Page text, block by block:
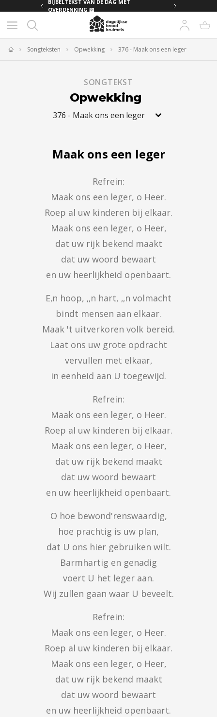
BIJBELTEKST VAN DE DAG MET
OVERDENKING 📖
Songteksten Opwekking 376 - Maak ons een leger
SONGTEKST
Opwekking
376 - Maak ons een leger
Maak ons een leger
Refrein:
Maak ons een leger, o Heer.
Roep al uw kinderen bij elkaar.
Maak ons een leger, o Heer,
dat uw rijk bekend maakt
dat uw woord bewaart
en uw heerlijkheid openbaart.
E‚n hoop, ‚‚n hart, ‚‚n volmacht
bindt mensen aan elkaar.
Maak 't uitverkoren volk bereid.
Laat ons uw grote opdracht
vervullen met elkaar,
in eenheid aan U toegewijd.
Refrein:
Maak ons een leger, o Heer.
Roep al uw kinderen bij elkaar.
Maak ons een leger, o Heer,
dat uw rijk bekend maakt
dat uw woord bewaart
en uw heerlijkheid openbaart.
O hoe bewond'renswaardig,
hoe prachtig is uw plan,
dat U ons hier gebruiken wilt.
Barmhartig en genadig
voert U het leger aan.
Wij zullen gaan waar U beveelt.
Refrein:
Maak ons een leger, o Heer.
Roep al uw kinderen bij elkaar.
Maak ons een leger, o Heer,
dat uw rijk bekend maakt
dat uw woord bewaart
en uw heerlijkheid openbaart.